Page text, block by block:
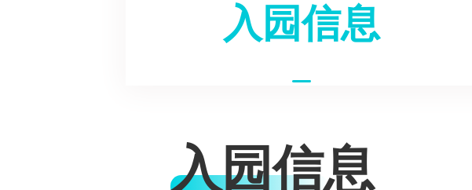
入园信息
入园信息